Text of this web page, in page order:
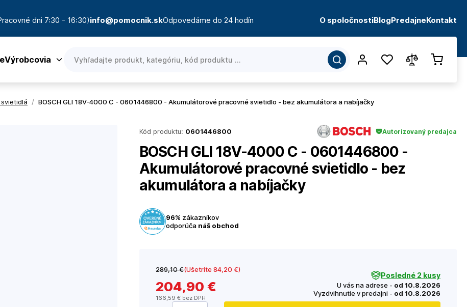
dni 7:30 - 16:30)info@pomocnik.skOdpovedáme do 24 hodín O spoločnostiBlogPredajneKontakt
Výrobcovia
/ BOSCH GLI 18V-4000 C - 0601446800 - Akumulátorové pracovné svietidlo - bez akumulátora a nabíjačky
Kód produktu: 0601446800 Autorizovaný predajca
BOSCH GLI 18V-4000 C - 0601446800 -
Akumulátorové pracovné svietidlo - bez
akumulátora a nabíjačky
96% zákazníkov
odporúča náš obchod
289,10 €(Ušetríte 84,20 €)
204,90 €
166,59 € bez DPH
Posledné 2 kusy
U vás na adrese - od 10.8.2026
Vyzdvihnutie v predajni - od 10.8.2026